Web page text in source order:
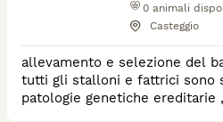
0 animali
Casteggio
allevamento e selezione del
tutti gli stalloni e fattrici sono
patologie genetiche ereditarie